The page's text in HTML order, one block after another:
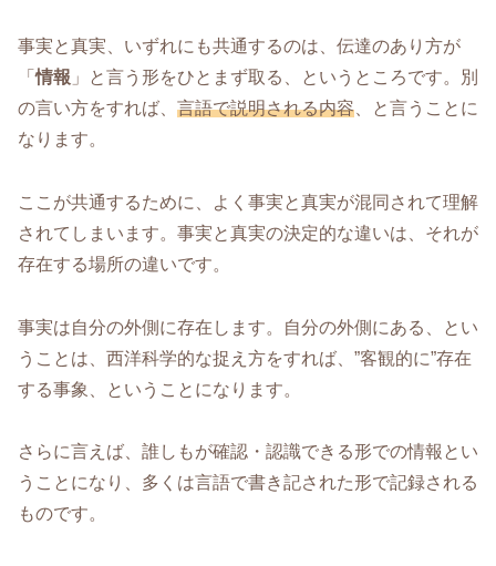
事実と真実、いずれにも共通するのは、伝達のあり方が
「情報 」と言う形をひとまず取る、というところです。別
の言い方をすれば、 言語で説明される内容 、と言うことに
なります。
ここが共通するために、よく事実と真実が混同されて理解
されてしまいます。事実と真実の決定的な違いは、それが
存在する場所の違いです。
事実は自分の外側に存在します。自分の外側にある、とい
うことは、西洋科学的な捉え方をすれば、”客観的に”存在
する事象、ということになります。
さらに言えば、誰しもが確認・認識できる形での情報とい
うことになり、多くは言語で書き記された形で記録される
ものです。